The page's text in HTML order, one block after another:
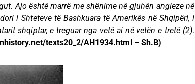
Ajo është marrë me shënime në gjuhën angleze në
i Shteteve të Bashkuara të Amerikës në Shqipëri, i
shqiptar, e treguar nga vetë ai në vetën e tretë (2).
texts20_2/AH1934.html – Sh.B)